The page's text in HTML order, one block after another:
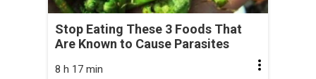
Stop Eating These 3 Foods That
Are Known to Cause Parasites
8 h 17 min